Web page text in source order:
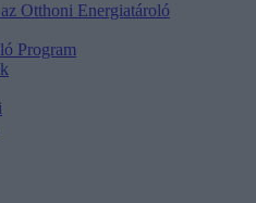
Otthoni Energiatároló
Program